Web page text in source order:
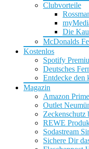
Clubvorteile
Die
McDonalds
Kostenlos
Spotify
Deutsches
Entdecke den
Magazin
Amazon
Outlet
Zeckenschutz
REWE
Sodastream
Sichere Dir